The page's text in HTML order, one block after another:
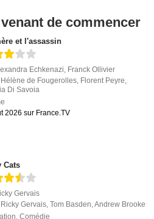
de commencer
et l'assassin
Echkenazi Franck Ollivier
Hélène de Fougerolles Florent Peyre
Di Savoia
2026 sur France.TV
Cats
Gervais
Ricky Gervais,Tom Basden,Andrew Brooke
,Comédie